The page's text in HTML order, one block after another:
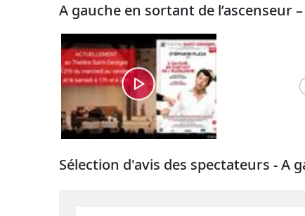
A gauche en sortant de l’ascenseur
Sélection d'avis des spectateurs - A